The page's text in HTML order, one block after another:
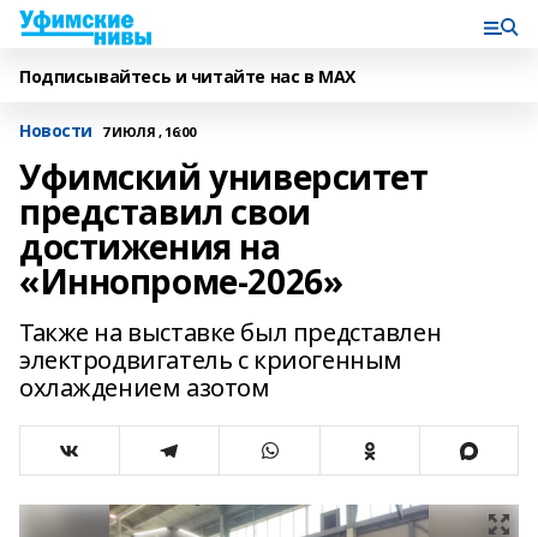
Подписывайтесь и читайте нас в MAX
Новости 7 ИЮЛЯ , 16:00
Уфимский университет
представил свои
достижения на
«Иннопроме-2026»
Также на выставке был представлен
электродвигатель с криогенным
охлаждением азотом